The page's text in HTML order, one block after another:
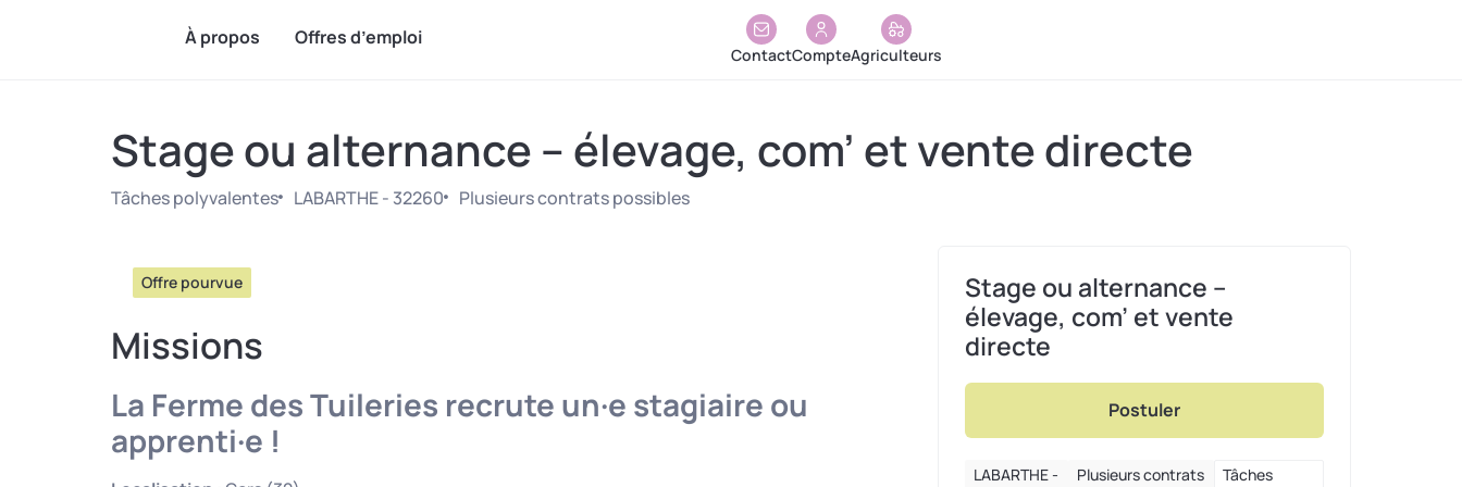
À propos Offres d’emploi
ContactCompteAgriculteurs
Stage ou alternance – élevage, com’ et vente directe
Tâches polyvalentes LABARTHE - 32260 Plusieurs contrats possibles
Offre pourvue
Missions
La Ferme des Tuileries recrute un·e stagiaire ou
apprenti·e !
Stage ou alternance –
élevage, com’ et vente
directe
Postuler
LABARTHE -
Plusieurs contrats
Tâches